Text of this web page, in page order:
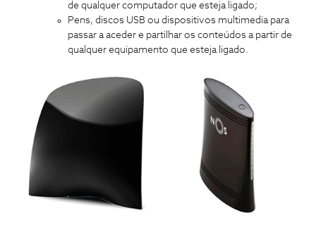
de qualquer computador que esteja ligado;
Pens, discos USB ou dispositivos multimedia para
passar a aceder e partilhar os conteúdos a partir de
qualquer equipamento que esteja ligado.